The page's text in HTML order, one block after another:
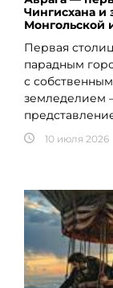
Чингисхана
Монгольской
Первая
парадным
с
земледелием
10 июля 2026